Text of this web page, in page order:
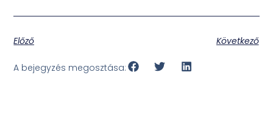
Előző Következő
A bejegyzés megosztása: